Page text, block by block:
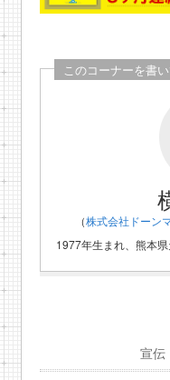
このコーナーを書
（株式会社ドーン
1977年生まれ、熊本県
宣伝